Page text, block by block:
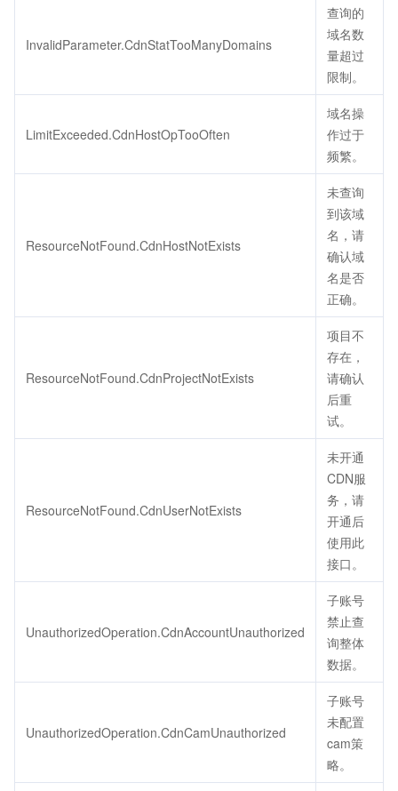
InvalidParameter.CdnStatTooManyDomains
查询的
域名数
量超过
限制。
LimitExceeded.CdnHostOpTooOften
域名操
作过于
频繁。
ResourceNotFound.CdnHostNotExists
未查询
到该域
名，请
确认域
名是否
正确。
ResourceNotFound.CdnProjectNotExists
项目不
存在，
请确认
后重
试。
ResourceNotFound.CdnUserNotExists
未开通
CDN服
务，请
开通后
使用此
接口。
UnauthorizedOperation.CdnAccountUnauthorized
子账号
禁止查
询整体
数据。
UnauthorizedOperation.CdnCamUnauthorized
子账号
未配置
cam策
略。